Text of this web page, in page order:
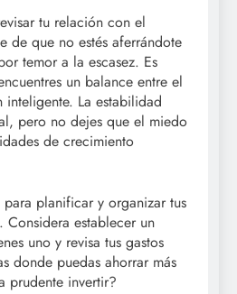
tu relación con el
de que no estés aferrándote
temor a la escasez. Es
un balance entre el
La estabilidad
pero no dejes que el miedo
de crecimiento
planificar y organizar tus
Considera establecer un
uno y revisa tus gastos
donde puedas ahorrar más
prudente invertir?